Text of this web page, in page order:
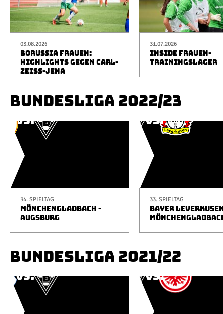
03.08.2026
BORUSSIA FRAUEN:
HIGHLIGHTS GEGEN CARL-
ZEISS-JENA
31.07.2026
INSIDE FRAUEN-
TRAININGSLAGER
BUNDESLIGA 2022/23
34. SPIELTAG
MÖNCHENGLADBACH -
AUGSBURG
33. SPIELTAG
BAYER
BUNDESLIGA 2021/22